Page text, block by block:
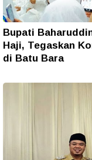
Bupati
Haji, Tegaskan
di Batu Bara